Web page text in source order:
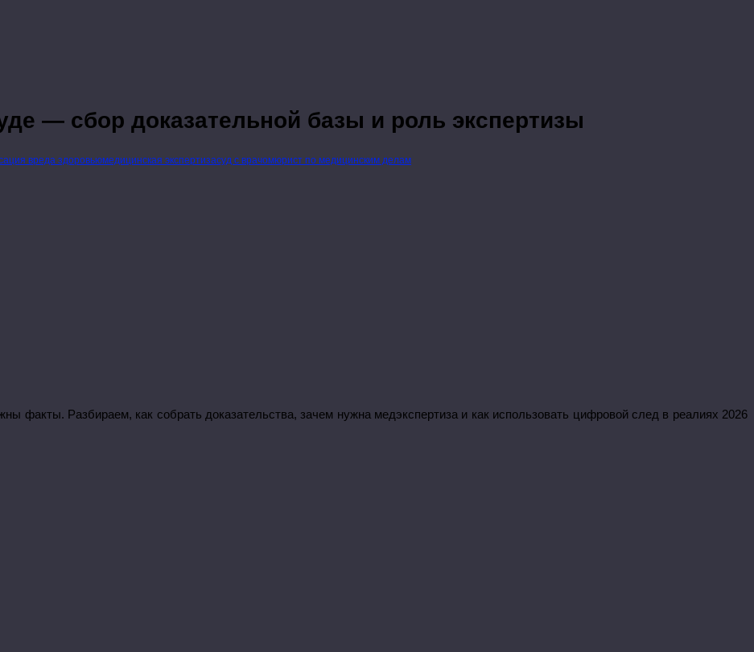
— сбор доказательной базы и роль экспертизы
вреда здоровьюмедицинская экспертизасуд с врачомюрист по медицинским делам
факты. Разбираем, как собрать доказательства, зачем нужна медэкспертиза и как использовать цифровой след в реалиях 2026